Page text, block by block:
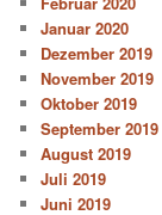
Januar 2020
Dezember 2019
November 2019
Oktober 2019
September 2019
August 2019
Juli 2019
Juni 2019